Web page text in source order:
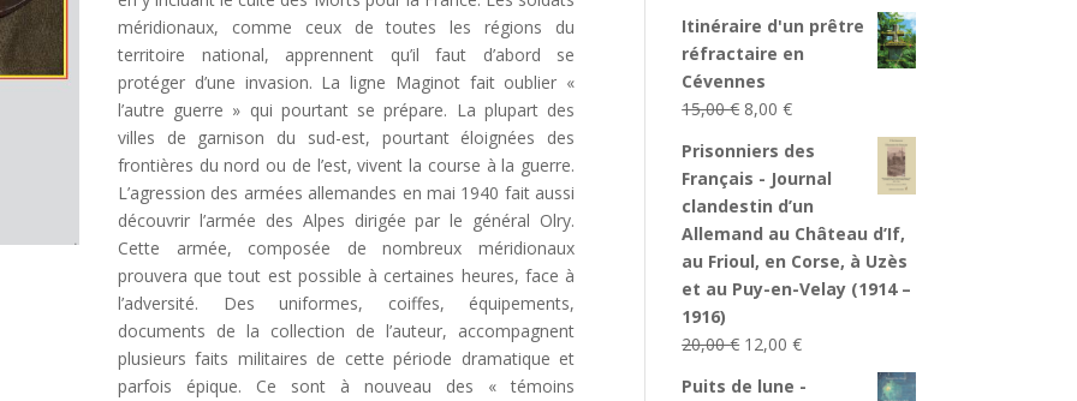
méridionaux, comme ceux de toutes les régions du
territoire national, apprennent qu’il faut d’abord se
protéger d’une invasion. La ligne Maginot fait oublier «
l’autre guerre » qui pourtant se prépare. La plupart des
villes de garnison du sud-est, pourtant éloignées des
frontières du nord ou de l’est, vivent la course à la guerre.
L’agression des armées allemandes en mai 1940 fait aussi
découvrir l’armée des Alpes dirigée par le général Olry.
Cette armée, composée de nombreux méridionaux
prouvera que tout est possible à certaines heures, face à
l’adversité. Des uniformes, coiffes, équipements,
documents de la collection de l’auteur, accompagnent
plusieurs faits militaires de cette période dramatique et
parfois épique. Ce sont à nouveau des « témoins
initial
était :
15,00 €.
actuel
est :
Itinéraire d'un prêtre
réfractaire en
Cévennes
15,00€ Le
initial
était :
15,00 €.
8,00€Le
actuel
est :
8,00 €.
Prisonniers des
Français - Journal
clandestin d’un
Allemand au Château d’If,
au Frioul, en Corse, à Uzès
et au Puy-en-Velay (1914 –
1916)
20,00€ Le
12,00€Le
Puits de lune -